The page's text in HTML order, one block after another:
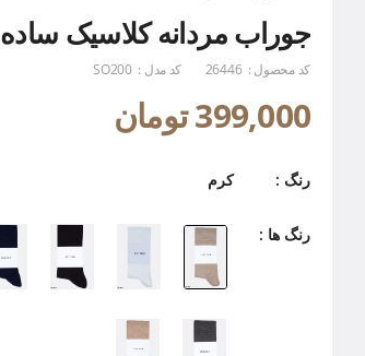
جوراب مردانه کلاسیک ساده
کد محصول : 26446 کد مدل : SO200
399,000 تومان
رنگ : کرم
رنگ ها :